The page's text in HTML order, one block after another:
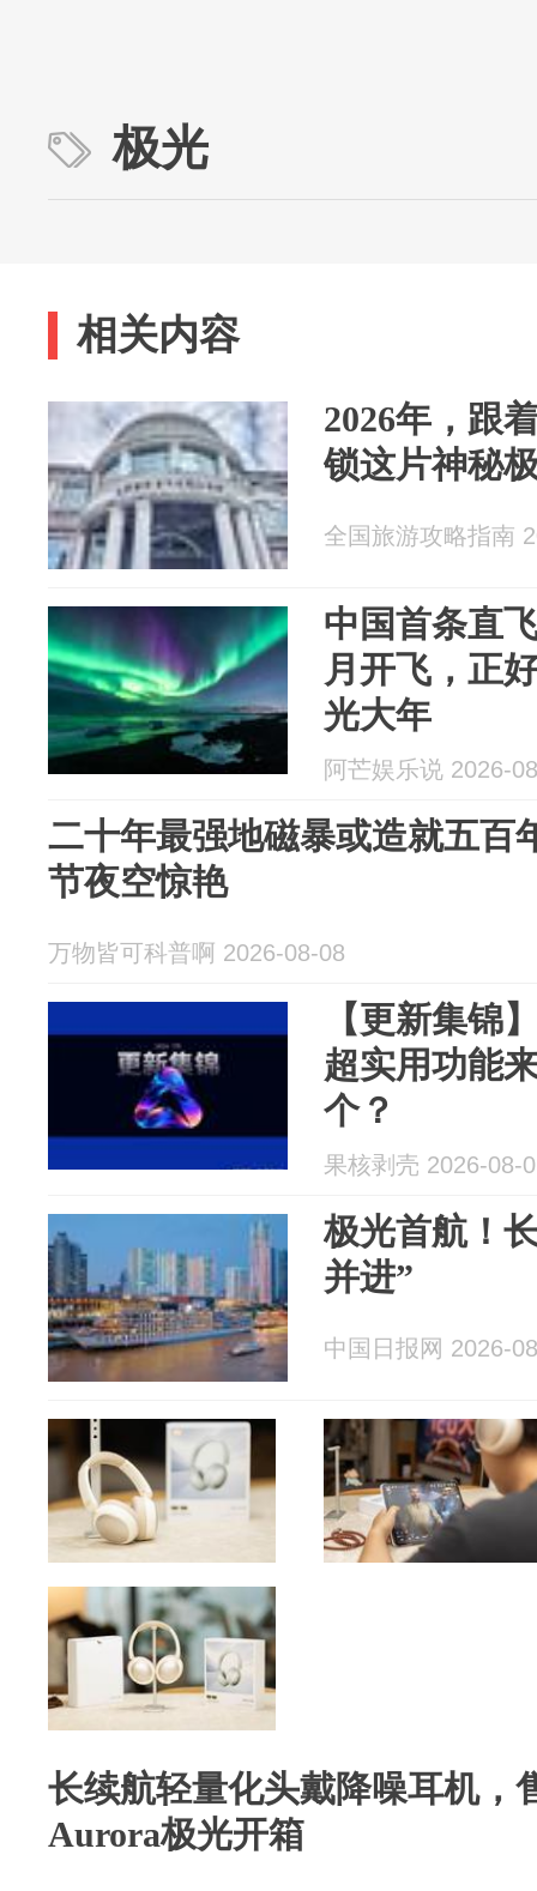
极光
相关内容
2026年，跟
锁这片神秘
全国旅游攻略指南
中国首条直
月开飞，正
光大年
阿芒娱乐说 2026-
二十年最强地磁暴或造就五百
节夜空惊艳
万物皆可科普啊 2026-08-08
【更新集锦
超实用功能
个？
果核剥壳 2026-08-
极光首航！
并进”
中国日报网 2026-
长续航轻量化头戴降噪耳机，
Aurora极光开箱